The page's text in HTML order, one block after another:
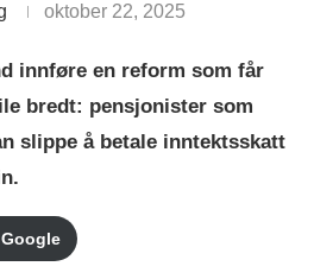
oktober 22, 2025
innføre en reform som får
bredt: pensjonister som
slippe å betale inntektsskatt